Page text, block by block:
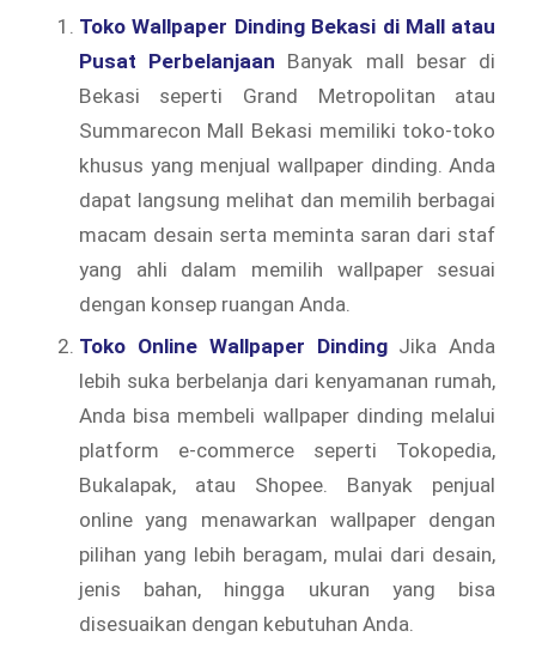
Toko Wallpaper Dinding Bekasi di Mall atau
Pusat Perbelanjaan Banyak mall besar di
Bekasi seperti Grand Metropolitan atau
Summarecon Mall Bekasi memiliki toko-toko
khusus yang menjual wallpaper dinding. Anda
dapat langsung melihat dan memilih berbagai
macam desain serta meminta saran dari staf
yang ahli dalam memilih wallpaper sesuai
dengan konsep ruangan Anda.
Toko Online Wallpaper DindingJika Anda
lebih suka berbelanja dari kenyamanan rumah,
Anda bisa membeli wallpaper dinding melalui
platform e-commerce seperti Tokopedia,
Bukalapak, atau Shopee. Banyak penjual
online yang menawarkan wallpaper dengan
pilihan yang lebih beragam, mulai dari desain,
jenis bahan, hingga ukuran yang bisa
disesuaikan dengan kebutuhan Anda.